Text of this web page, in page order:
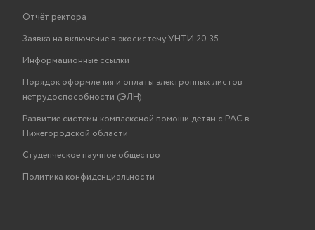
Отчёт ректора
Заявка на включение в экосистему УНТИ 20.35
Информационные ссылки
Порядок оформления и оплаты электронных листов
нетрудоспособности (ЭЛН).
Развитие системы комплексной помощи детям с РАС в
Нижегородской области
Студенческое научное общество
Политика конфиденциальности